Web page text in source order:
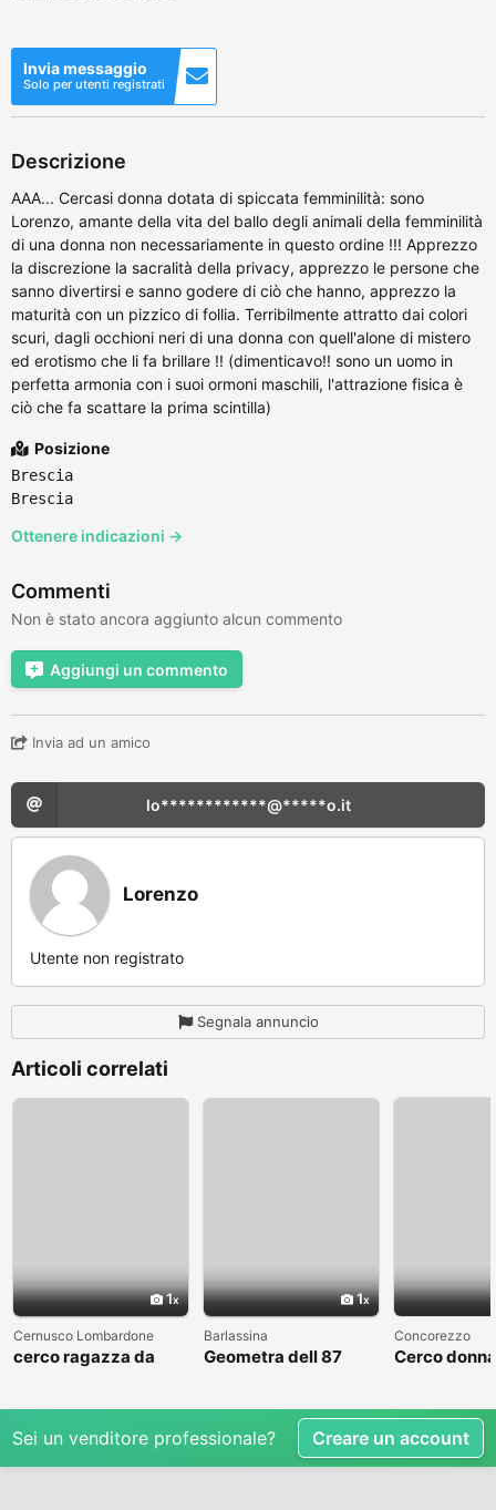
Invia messaggio
Solo per utenti registrati
Descrizione
AAA... Cercasi donna dotata di spiccata femminilità: sono
Lorenzo, amante della vita del ballo degli animali della femminilità
di una donna non necessariamente in questo ordine !!! Apprezzo
la discrezione la sacralità della privacy, apprezzo le persone che
sanno divertirsi e sanno godere di ciò che hanno, apprezzo la
maturità con un pizzico di follia. Terribilmente attratto dai colori
scuri, dagli occhioni neri di una donna con quell'alone di mistero
ed erotismo che li fa brillare !! (dimenticavo!! sono un uomo in
perfetta armonia con i suoi ormoni maschili, l'attrazione fisica è
ciò che fa scattare la prima scintilla)
Posizione
Brescia
Brescia
Ottenere indicazioni →
Commenti
Non è stato ancora aggiunto alcun commento
Aggiungi un commento
Invia ad un amico
lo************@*****o.it
Lorenzo
Utente non registrato
Segnala annuncio
Articoli correlati
1
Cernusco Lombardone
cerco ragazza da
1
Barlassina
Geometra dell 87
Concorezzo
Cerco
Sei un venditore professionale? Creare un account